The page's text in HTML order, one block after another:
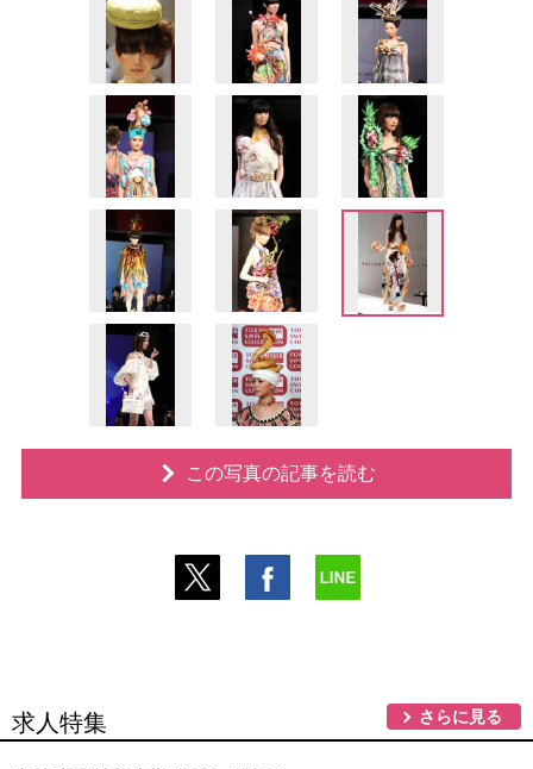
この写真の記事を読む
求人特集 さらに見る